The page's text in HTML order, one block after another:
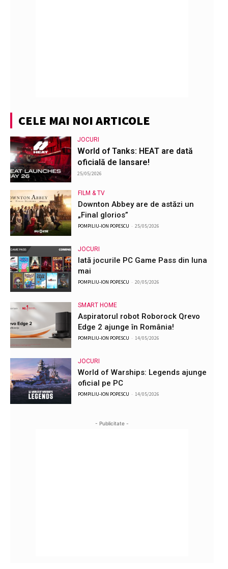
CELE MAI NOI ARTICOLE
JOCURI
World of Tanks: HEAT are dată
oficială de lansare!
25/05/2026
FILM & TV
Downton Abbey are de astăzi un
„Final glorios”
POMPILIU-ION POPESCU - 25/05/2026
JOCURI
Iată jocurile PC Game Pass din luna
mai
POMPILIU-ION POPESCU - 20/05/2026
SMART HOME
Aspiratorul robot Roborock Qrevo
Edge 2 ajunge în România!
POMPILIU-ION POPESCU - 14/05/2026
JOCURI
World of Warships: Legends ajunge
oficial pe PC
POMPILIU-ION POPESCU - 14/05/2026
- Publicitate -